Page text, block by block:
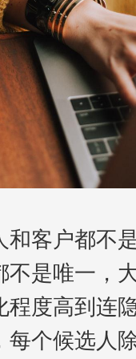
客户都不
是唯一，
程度高到连
个候选人